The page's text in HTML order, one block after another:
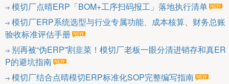
模切厂点晴ERP「BOM+工序扫码报工」落地执行清单
模切厂ERP系统选型与行业专属功能、成本核算、财务总账
验收标准评估手册
别再被“伪ERP”割韭菜！模切厂老板一眼分清进销存和真ER
P的避坑指南
模切厂结合点晴模切ERP标准化SOP完整编写指南